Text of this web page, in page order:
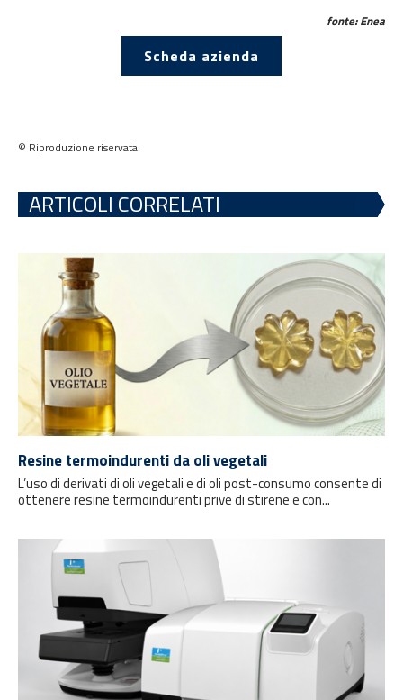
fonte: Enea
Scheda azienda
© Riproduzione riservata
ARTICOLI CORRELATI
Resine termoindurenti da oli vegetali
L’uso di derivati di oli vegetali e di oli post-consumo consente di
ottenere resine termoindurenti prive di stirene e con...